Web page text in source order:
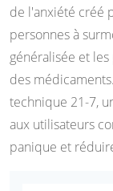
de l'anxiété créé
personnes à
généralisée et
des
technique 21-7,
aux utilisateurs
panique et